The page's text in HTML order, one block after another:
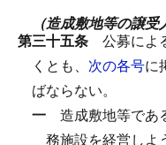
（造成敷地等の譲受
第三十五条 公募によ
くとも、 次の各号に
ばならない。
一 造成敷地等であ
務施設を経営しよ